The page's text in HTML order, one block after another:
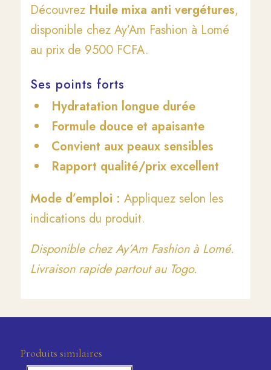
Découvrez Huile mixa anti vergétures,
disponible chez Ay’Am Fashion à Lomé
au prix de 9500 FCFA.
Ses points forts
Hydratation longue durée
Formule douce et apaisante
Convient aux peaux sensibles
Rapport qualité/prix excellent
Mode d’emploi : Appliquez selon les
indications du produit.
Disponible chez Ay’Am Fashion à Lomé.
Livraison rapide partout au Togo.
Produits similaires